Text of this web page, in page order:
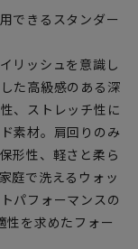
できるスタンダー
リッシュを意識し
た高級感のある深
、ストレッチ性に
素材。肩回りのみ
形性、軽さと柔ら
庭で洗えるウォッ
パフォーマンスの
性を求めたフォー